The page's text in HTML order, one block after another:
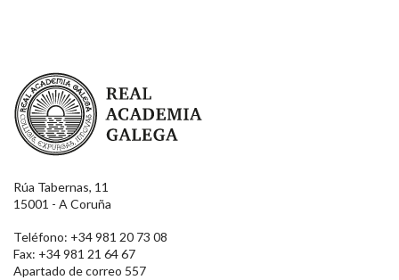
Real Academia Galega
Rúa Tabernas, 11
15001 - A Coruña
Teléfono: +34 981 20 73 08
Fax: +34 981 21 64 67
Apartado de correo 557